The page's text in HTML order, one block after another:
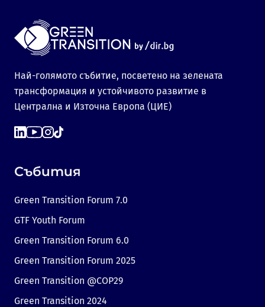
Най-голямото събитие, посветено на зелената
трансформация и устойчивото развитие в
Централна и Източна Европа (ЦИЕ)
Събития
Green Transition Forum 7.0
GTF Youth Forum
Green Transition Forum 6.0
Green Transition Forum 2025
Green Transition @COP29
Green Transition 2024